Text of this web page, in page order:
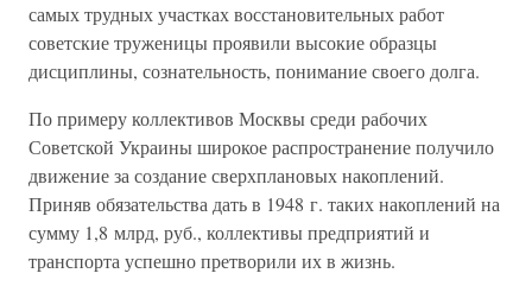
самых трудных участках восстановительных работ
советские труженицы проявили высокие образцы
дисциплины, сознательность, понимание своего долга.
По примеру коллективов Москвы среди рабочих
Советской Украины широкое распространение получило
движение за создание сверхплановых накоплений.
Приняв обязательства дать в 1948 г. таких накоплений на
сумму 1,8 млрд, руб., коллективы предприятий и
транспорта успешно претворили их в жизнь.